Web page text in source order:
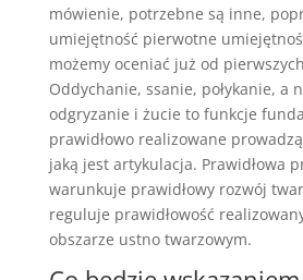
mówienie, potrzebne są inne,
umiejętność pierwotne
możemy oceniać już od
Oddychanie, ssanie, połykanie, a
odgryzanie i żucie to funkcje
prawidłowo realizowane
jaką jest artykulacja. Prawidłowa
warunkuje prawidłowy rozwój
reguluje prawidłowość
obszarze ustno twarzowym.